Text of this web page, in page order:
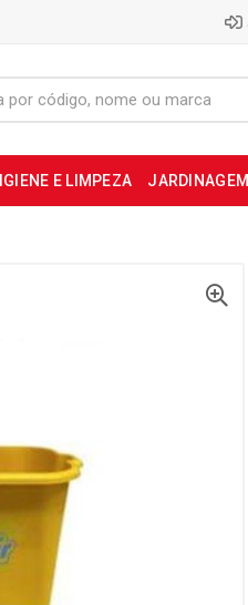
E LIMPEZA JARDINAGEM